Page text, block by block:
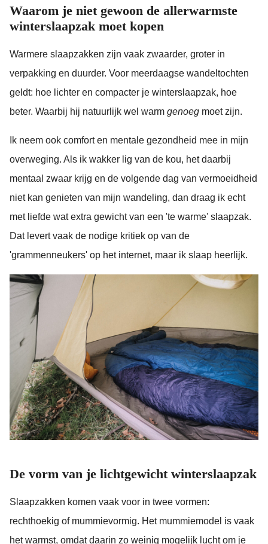
Waarom je niet gewoon de allerwarmste
winterslaapzak moet kopen
Warmere slaapzakken zijn vaak zwaarder, groter in
verpakking en duurder. Voor meerdaagse wandeltochten
geldt: hoe lichter en compacter je winterslaapzak, hoe
beter. Waarbij hij natuurlijk wel warm genoeg moet zijn.
Ik neem ook comfort en mentale gezondheid mee in mijn
overweging. Als ik wakker lig van de kou, het daarbij
mentaal zwaar krijg en de volgende dag van vermoeidheid
niet kan genieten van mijn wandeling, dan draag ik echt
met liefde wat extra gewicht van een 'te warme' slaapzak.
Dat levert vaak de nodige kritiek op van de
'grammenneukers' op het internet, maar ik slaap heerlijk.
De vorm van je lichtgewicht winterslaapzak
Slaapzakken komen vaak voor in twee vormen:
rechthoekig of mummievormig. Het mummiemodel is vaak
het warmst, omdat daarin zo weinig mogelijk lucht om je